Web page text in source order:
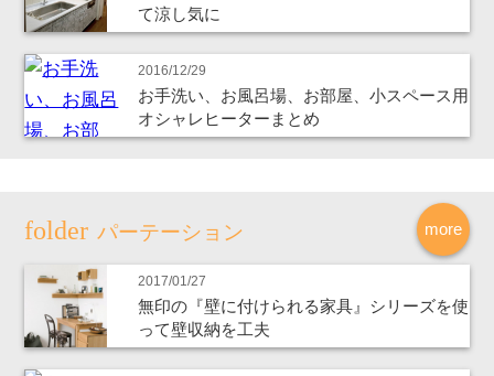
て涼し気に
2016/12/29
お手洗い、お風呂場、お部屋、小スペース用
オシャレヒーターまとめ
more
パーテーション
2017/01/27
無印の『壁に付けられる家具』シリーズを使
って壁収納を工夫